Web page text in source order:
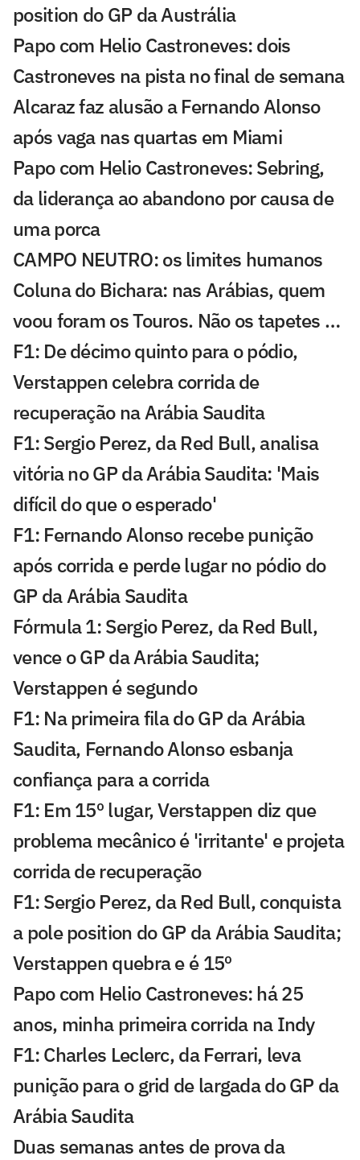
position do GP da Austrália
Papo com Helio Castroneves: dois
Castroneves na pista no final de semana
Alcaraz faz alusão a Fernando Alonso
após vaga nas quartas em Miami
Papo com Helio Castroneves: Sebring,
da liderança ao abandono por causa de
uma porca
CAMPO NEUTRO: os limites humanos
Coluna do Bichara: nas Arábias, quem
voou foram os Touros. Não os tapetes …
F1: De décimo quinto para o pódio,
Verstappen celebra corrida de
recuperação na Arábia Saudita
F1: Sergio Perez, da Red Bull, analisa
vitória no GP da Arábia Saudita: 'Mais
difícil do que o esperado'
F1: Fernando Alonso recebe punição
após corrida e perde lugar no pódio do
GP da Arábia Saudita
Fórmula 1: Sergio Perez, da Red Bull,
vence o GP da Arábia Saudita;
Verstappen é segundo
F1: Na primeira fila do GP da Arábia
Saudita, Fernando Alonso esbanja
confiança para a corrida
F1: Em 15º lugar, Verstappen diz que
problema mecânico é 'irritante' e projeta
corrida de recuperação
F1: Sergio Perez, da Red Bull, conquista
a pole position do GP da Arábia Saudita;
Verstappen quebra e é 15º
Papo com Helio Castroneves: há 25
anos, minha primeira corrida na Indy
F1: Charles Leclerc, da Ferrari, leva
punição para o grid de largada do GP da
Arábia Saudita
Duas semanas antes de prova da